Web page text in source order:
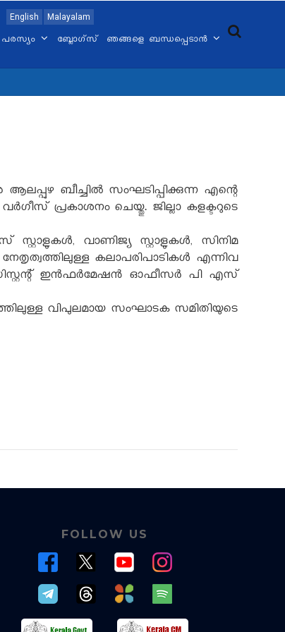
English Malayalam
പരസ്യം ബ്ലോഗ്സ് ഞങ്ങളെ ബന്ധപ്പെടാൻ
ബീച്ചില്‍ സംഘടിപ്പിക്കുന്ന എന്റെ
പ്രകാശനം ചെയ്തു. ജില്ലാ കളക്ടറുടെ
വാണിജ്യ സ്റ്റാളുകള്‍, സിനിമ
കലാപരിപാടികള്‍ എന്നിവ
ഇന്‍ഫര്‍മേഷന്‍ ഓഫീസര്‍ പി എസ്
വിപുലമായ സംഘാടക സമിതിയുടെ
FOLLOW US